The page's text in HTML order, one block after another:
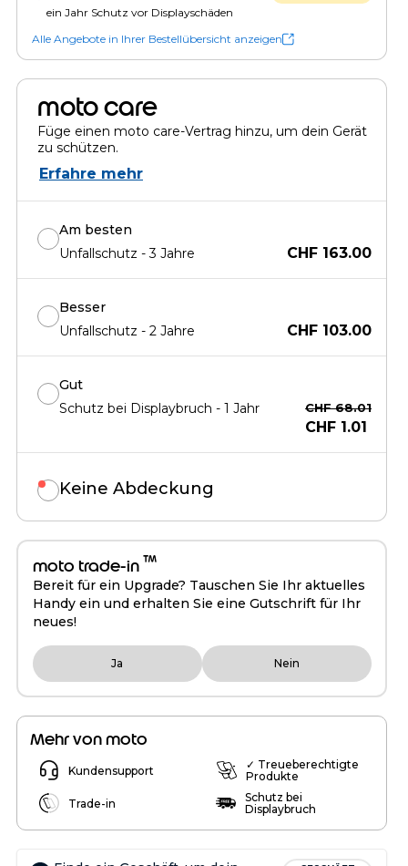
ein Jahr Schutz vor Displayschäden
Alle Angebote in Ihrer Bestellübersicht anzeigen
moto care
Füge einen moto care-Vertrag hinzu, um dein Gerät
zu schützen.
Erfahre mehr
Am besten
Unfallschutz - 3 Jahre
CHF 163.00
Besser
Unfallschutz - 2 Jahre
CHF 103.00
Gut
Schutz bei Displaybruch - 1 Jahr
CHF 68.01
CHF 1.01
Keine Abdeckung
moto trade-in ™
Bereit für ein Upgrade? Tauschen Sie Ihr aktuelles
Handy ein und erhalten Sie eine Gutschrift für Ihr
neues!
Ja Nein
Mehr von moto
Kundensupport
✓ Treueberechtigte
Produkte
Trade-in
Schutz bei
Displaybruch